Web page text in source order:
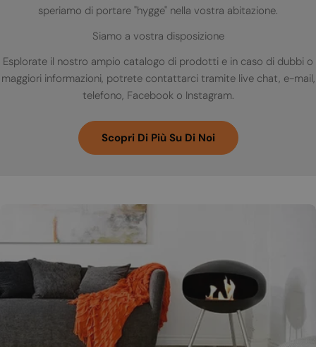
speriamo di portare "hygge" nella vostra abitazione.
Siamo a vostra disposizione
Esplorate il nostro ampio catalogo di prodotti e in caso di dubbi o
maggiori informazioni, potrete contattarci tramite live chat, e-mail,
telefono, Facebook o Instagram.
Scopri Di Più Su Di Noi